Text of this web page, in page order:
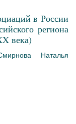
в России
региона
века)
Наталья